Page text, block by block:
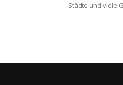
Städte und viele